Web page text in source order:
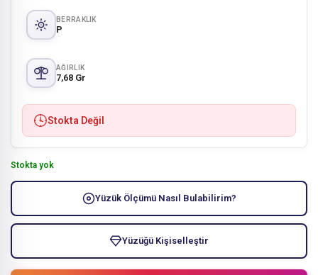
BERRAKLIK
P
AĞIRLIK
7,68 Gr
Stokta Değil
Stokta yok
Yüzük Ölçümü Nasıl Bulabilirim?
Yüzüğü Kişiselleştir